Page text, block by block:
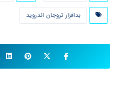
بدافزار تروجان اندروید